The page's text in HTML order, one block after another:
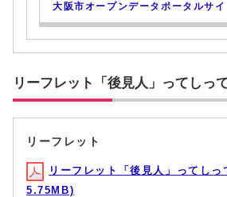
大阪市オープンデータポータルサイ
リーフレット「後見人」ってしっ
リーフレット
リーフレット「後見人」ってし
5.75MB)